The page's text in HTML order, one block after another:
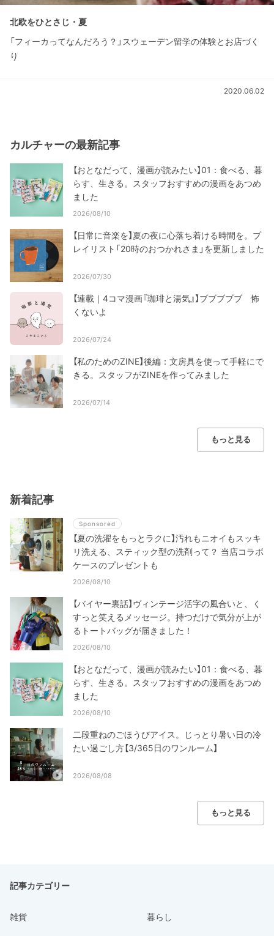
北欧をひとさじ・夏
「フィーカってなんだろう？」スウェーデン留学の体験とお店づく
り
2020.06.02
カルチャーの最新記事
【おとなだって、漫画が読みたい】01：食べる、暮
らす、生きる。スタッフおすすめの漫画をあつめ
ました
2026/08/10
【日常に音楽を】夏の夜に心落ち着ける時間を。プ
レイリスト「20時のおつかれさま」を更新しました
2026/07/30
【連載｜4コマ漫画『珈琲と湯気』】ブブブブブ 怖
くないよ
2026/07/24
【私のためのZINE】後編：文房具を使って手軽にで
きる。スタッフがZINEを作ってみました
2026/07/14
もっと見る
新着記事
Sponsored
【夏の洗濯をもっとラクに】汚れもニオイもスッキ
リ洗える、スティック型の洗剤って？ 当店コラボ
ケースのプレゼントも
2026/08/10
【バイヤー裏話】ヴィンテージ活字の風合いと、く
すっと笑えるメッセージ。持つだけで気分が上が
るトートバッグが届きました！
2026/08/10
【おとなだって、漫画が読みたい】01：食べる、暮
らす、生きる。スタッフおすすめの漫画をあつめ
ました
2026/08/10
二段重ねのごほうびアイス。じっとり暑い日の冷
たい過ごし方【3/365日のワンルーム】
2026/08/08
もっと見る
記事カテゴリー
雑貨 暮らし